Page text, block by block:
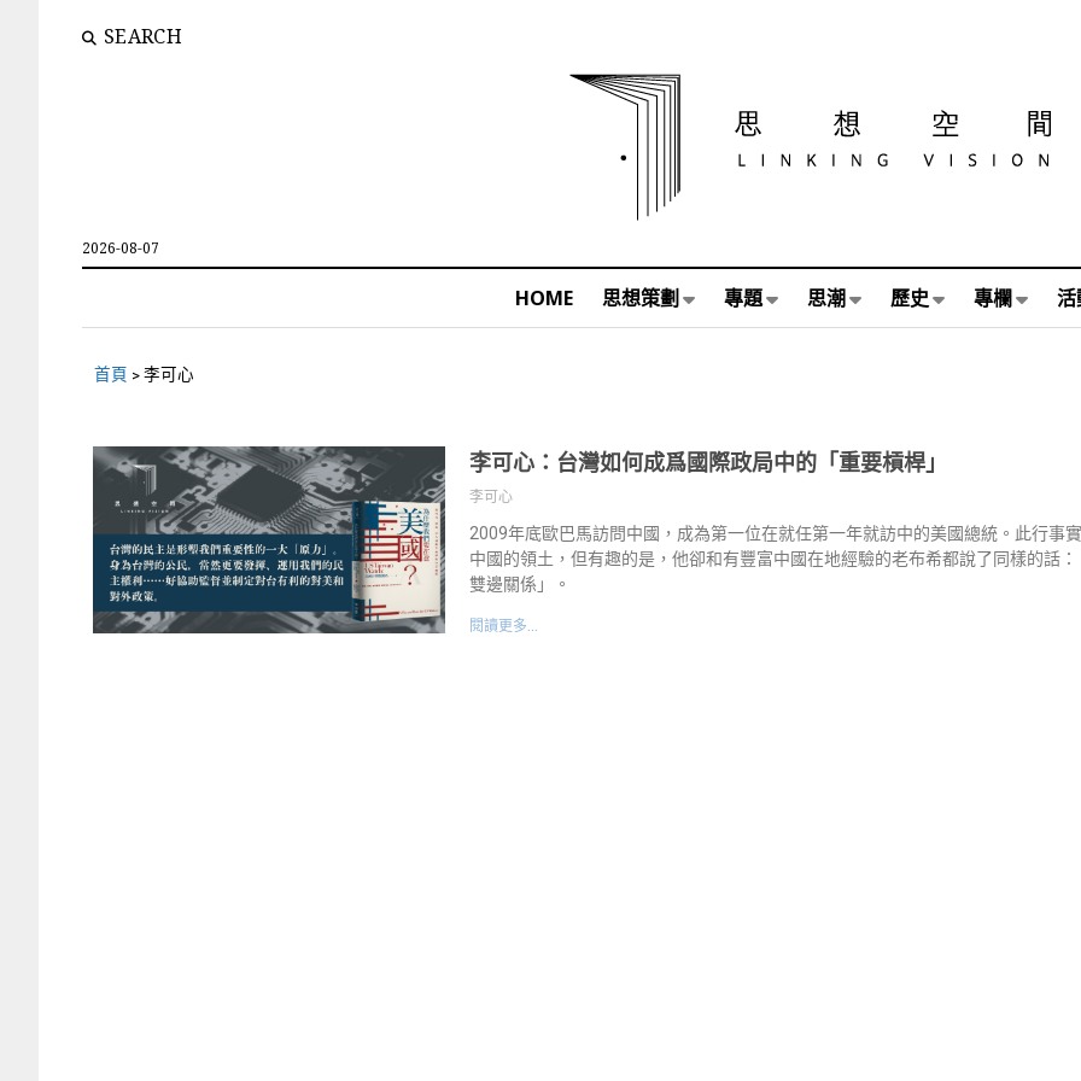
SEARCH
2026-08-07
HOME 思想策劃 專題 思潮 歷史 專欄 活
首頁 >李可心
李可心：台灣如何成爲國際政局中的「重要槓桿」
李可心
2009年底歐巴馬訪問中國，成為第一位在就任第一年就訪中的美國總統。此行事
中國的領土，但有趣的是，他卻和有豐富中國在地經驗的老布希都說了同樣的話
雙邊關係」。
閱讀更多...